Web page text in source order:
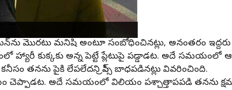
మొరటు మనిషి అంటూ సంబోధించినట్లు, అనంతరం ఇద్దరు
కుక్కకు అన్న పెట్టే ప్లేటు‌పై పడ్డాడట. అదే సమయంలో ఆ
తనను పైకి లేపలేదని ప్రిన్స్ బాధపడినట్లు వివరించింది.
అదే సమయంలో విలియం పశ్చాత్తాపపడి తనను